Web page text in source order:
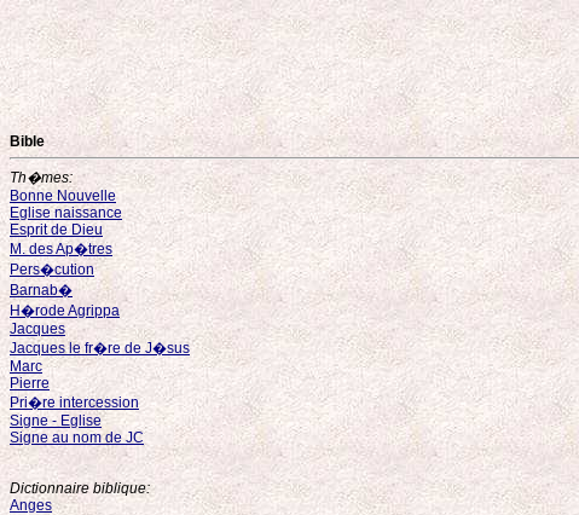
Bible
Th�mes:
Bonne Nouvelle
Eglise naissance
Esprit de Dieu
M. des Ap�tres
Pers�cution
Barnab�
H�rode Agrippa
Jacques
Jacques le fr�re de J�sus
Marc
Pierre
Pri�re intercession
Signe - Eglise
Signe au nom de JC
Dictionnaire biblique:
Anges